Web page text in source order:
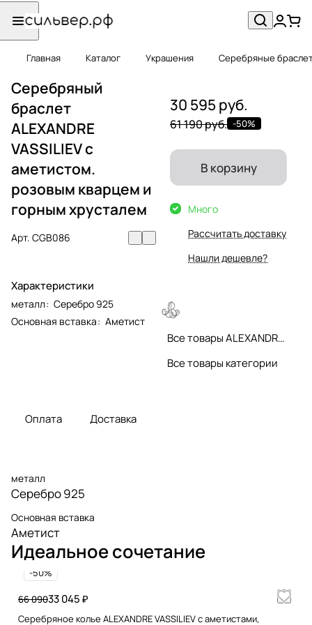
Главная Каталог Украшения Серебряные
Серебряный
браслет
ALEXANDRE
VASSILIEV с
аметистом.
розовым кварцем и
горным хрусталем
Арт. CGB086
Характеристики
металл: Серебро 925
Основная вставка: Аметист
30 595 руб.
61 190 руб. -50%
В корзину
Много
Рассчитать доставку
Нашли дешевле?
Все товары ALEXANDRE VASSILIEV
Все товары категории
Оплата Доставка
металл
Серебро 925
Основная вставка
Аметист
Идеальное сочетание
-50%
33 045 ₽
66 090
Серебряное колье ALEXANDRE VASSILIEV с аметистами,